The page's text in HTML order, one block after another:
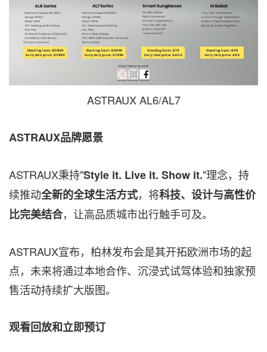
ASTRAUX AL6/AL7
ASTRAUX品牌愿景
ASTRAUX秉持"Style it. Live it. Show it."理念，持
续推动全新的全球生活方式，将科技、设计与高性价
比完美结合，让高品质城市出行触手可及。
ASTRAUX宣布，柏林发布会是其开拓欧洲市场的起
点，未来将通过本地合作、沉浸式试驾体验和独家预
售活动持续扩大版图。
观看回放和立即预订